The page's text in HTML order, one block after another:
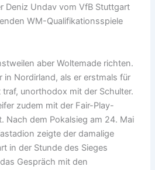
Deniz Undav vom VfB Stuttgart
WM-Qualifikationsspiele
aber Woltemade richten.
in Nordirland, als er erstmals für
unorthodox mit der Schulter.
zudem mit der Fair-Play-
Nach dem Pokalsieg am 24. Mai
zeigte der damalige
in der Stunde des Sieges
Gespräch mit den